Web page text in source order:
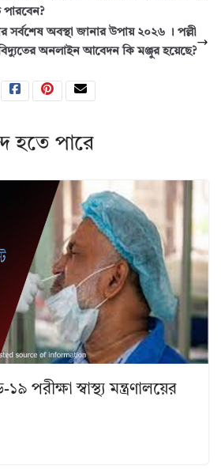
সর্বশেষ অবস্থা জানার উপায় ২০২৬ । পল্লী
অনলাইন আবেদন কি মঞ্জুর হয়েছে?
হতে পারে
পরীক্ষা স্বাস্থ্য মন্ত্রণালয়ের